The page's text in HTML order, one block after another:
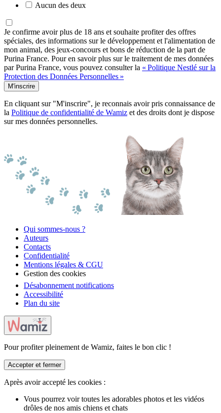
Aucun des deux
Je confirme avoir plus de 18 ans et souhaite profiter des offres
spéciales, des informations sur le développement et l'alimentation de
mon animal, des jeux-concours et bons de réduction de la part de
Purina France. Pour en savoir plus sur le traitement de mes données
par Purina France, vous pouvez consulter la « Politique Nestlé sur la
Protection des Données Personnelles »
M'inscrire
En cliquant sur "M'inscrire", je reconnais avoir pris connaissance de
la Politique de confidentialité de Wamiz et des droits dont je dispose
sur mes données personnelles.
Qui sommes-nous ?
Auteurs
Contacts
Confidentialité
Mentions légales & CGU
Gestion des cookies
Désabonnement notifications
Accessibilité
Plan du site
Pour profiter pleinement de Wamiz, faites le bon clic !
Accepter et fermer
Après avoir accepté les cookies :
Vous pourrez voir toutes les adorables photos et les vidéos
drôles de nos amis chiens et chats